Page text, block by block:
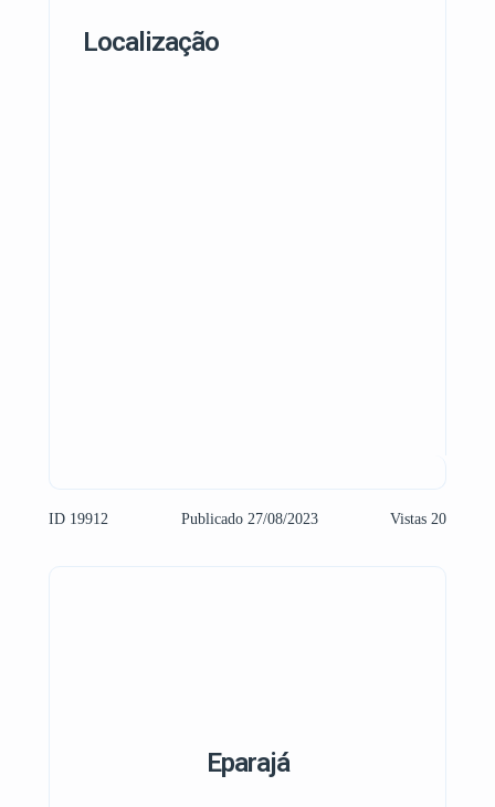
Localização
ID 19912 Publicado 27/08/2023 Vistas 20
Eparajá